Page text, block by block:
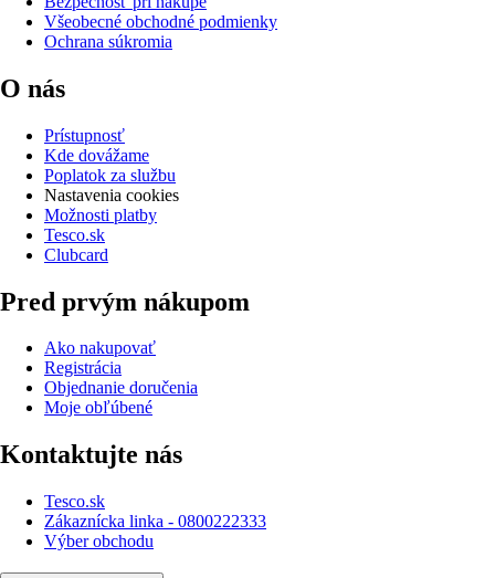
Všeobecné obchodné podmienky
Ochrana súkromia
O nás
Prístupnosť
Kde dovážame
Poplatok za službu
Nastavenia cookies
Možnosti platby
Tesco.sk
Clubcard
Pred prvým nákupom
Ako nakupovať
Registrácia
Objednanie doručenia
Moje obľúbené
Kontaktujte nás
Tesco.sk
Zákaznícka linka - 0800222333
Výber obchodu